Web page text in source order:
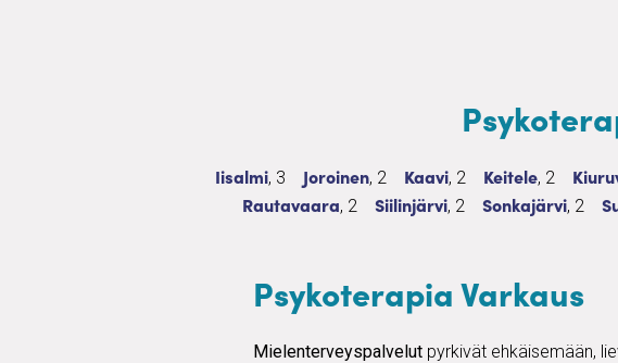
Psykoterapia
Iisalmi3 palvelua
, 3 Psykoterapia
Joroinen2 palvelua
, 2 Psykoterapia
Kaavi2 palvelua
, 2 Psykoterapia
Keitele2
, 2
Psykoterapia
Rautavaara 2 palvelua
, 2 Psykoterapia
Siilinjärvi2 palvelua
, 2 Psykoterapia
Sonkajärvi2
, 2
Psykoterapia Varkaus
Mielenterveyspalvelutpyrkivät ehkäisemään,